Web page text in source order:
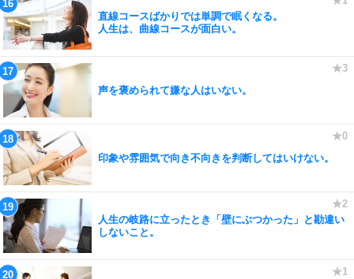
直線コースばかりでは単調で眠くなる。
人生は、曲線コースが面白い。
声を褒められて嫌な人はいない。
印象や雰囲気で向き不向きを判断してはいけない。
人生の岐路に立ったとき「壁にぶつかった」と勘違い
しないこと。